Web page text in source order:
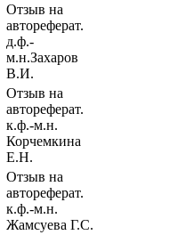
Отзыв на
автореферат.
д.ф.-
м.н.Захаров
В.И.
Отзыв на
автореферат.
к.ф.-м.н.
Корчемкина
Е.Н.
Отзыв на
автореферат.
к.ф.-м.н.
Жамсуева Г.С.